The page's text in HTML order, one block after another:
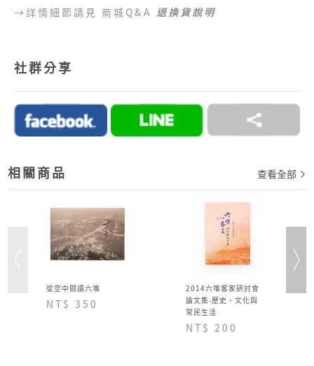
區）及海外地區暫不提供配送服務，敬請見諒。
ATM、ATM櫃台機、超商代碼繳費。
→詳情細節請見 商城Q&A購物說明
→詳情細節請見 商城Q&A 退換貨說明
社群分享
相關商品 查看全部
從空中閱讀六堆
NT$ 350
2014六堆客家研討會
論文集-歷史、文化與
常民生活
NT$ 200